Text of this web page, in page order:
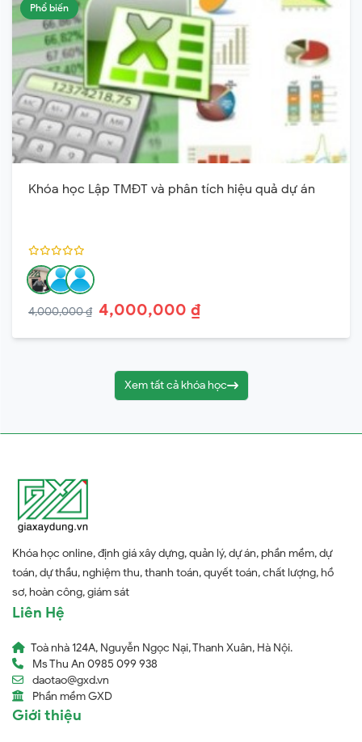
Phổ biến
Khóa học Lập TMĐT và phân tích hiệu quả dự án
4,000,000 ₫ 4,000,000 ₫
Xem tất cả khóa học
Khóa học online, định giá xây dựng, quản lý, dự án, phần mềm, dự
toán, dự thầu, nghiệm thu, thanh toán, quyết toán, chất lượng, hồ
sơ, hoàn công, giám sát
Liên Hệ
Toà nhà 124A, Nguyễn Ngọc Nại, Thanh Xuân, Hà Nội.
Ms Thu An 0985 099 938
daotao@gxd.vn
Phần mềm GXD
Giới thiệu